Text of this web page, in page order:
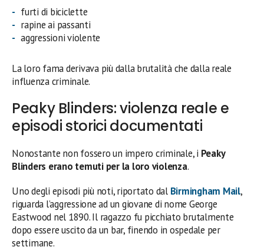
furti di biciclette
rapine ai passanti
aggressioni violente
La loro fama derivava più dalla brutalità che dalla reale
influenza criminale.
Peaky Blinders: violenza reale e
episodi storici documentati
Nonostante non fossero un impero criminale, i Peaky
Blinders erano temuti per la loro violenza.
Uno degli episodi più noti, riportato dal Birmingham Mail,
riguarda l’aggressione ad un giovane di nome George
Eastwood nel 1890. Il ragazzo fu picchiato brutalmente
dopo essere uscito da un bar, finendo in ospedale per
settimane.